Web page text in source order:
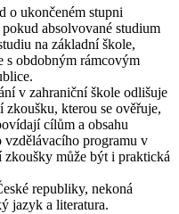
o ukončeném stupni
absolvované studium
na základní škole,
s obdobným rámcovým
v zahraniční škole odlišuje
kterou se ověřuje,
cílům a obsahu
vzdělávacího programu v
zkoušky může být i praktická
republiky, nekoná
jazyk a literatura.